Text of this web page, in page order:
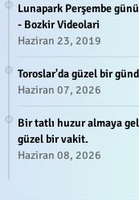
Lunapark Perşembe
- Bozkir Videolari
Haziran 23, 2019
Toroslar'da güzel bir
Haziran 07, 2026
Bir tatlı huzur almaya
güzel bir vakit.
Haziran 08, 2026